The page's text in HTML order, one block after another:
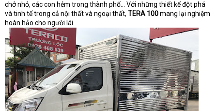
chở nhỏ, các con hẻm trong thành phố... Với những thiết kế đột phá
và tinh tế trong cả nội thất và ngoại thất, TERA 100mang lại nghiệm
hoàn hảo cho người lái.